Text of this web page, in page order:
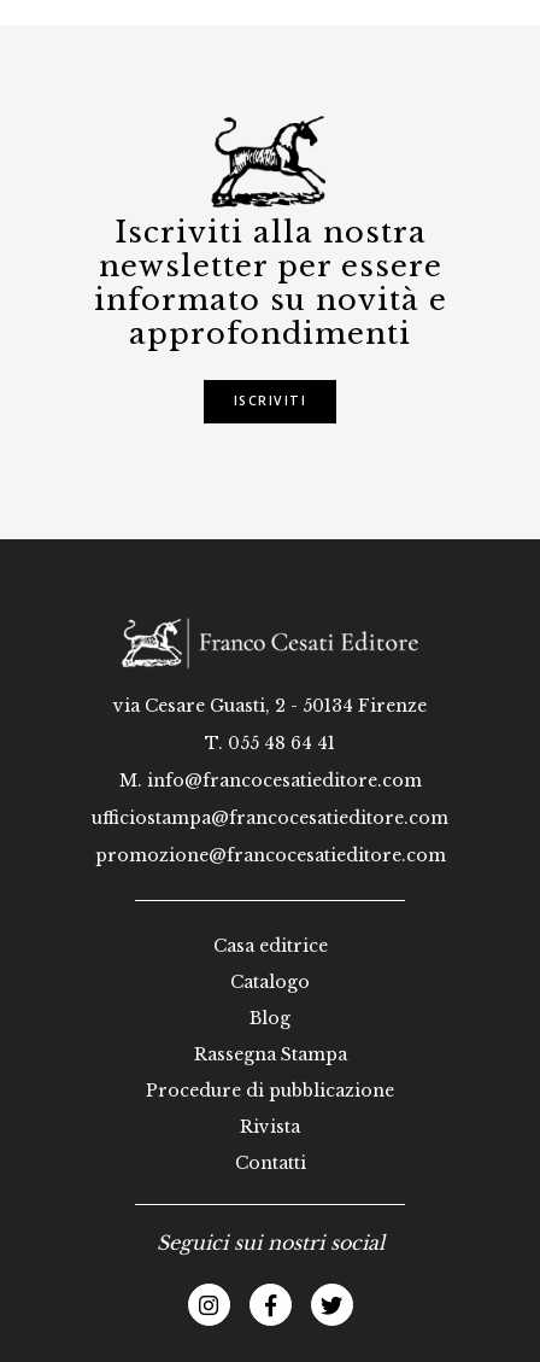
Iscriviti alla nostra
newsletter per essere
informato su novità e
approfondimenti
ISCRIVITI
via Cesare Guasti, 2 - 50134 Firenze
T. 055 48 64 41
M. info@francocesatieditore.com
ufficiostampa@francocesatieditore.com
promozione@francocesatieditore.com
Casa editrice
Catalogo
Blog
Rassegna Stampa
Procedure di pubblicazione
Rivista
Contatti
Seguici sui nostri social